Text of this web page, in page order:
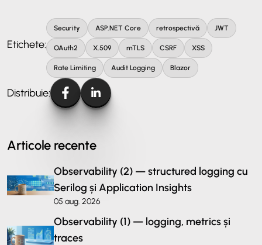
Etichete:
Security ASP.NET Core retrospectivă JWT
OAuth2 X.509 mTLS CSRF XSS
Rate Limiting Audit Logging Blazor
Distribuie:
Articole recente
Observability (2) — structured logging cu
Serilog și Application Insights
05 aug. 2026
Observability (1) — logging, metrics și
traces